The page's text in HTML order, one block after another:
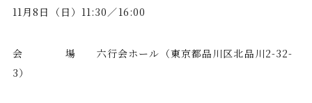
11月8日（日）11:30／16:00
会 場 六行会ホール（東京都品川区北品川2-32-
3）